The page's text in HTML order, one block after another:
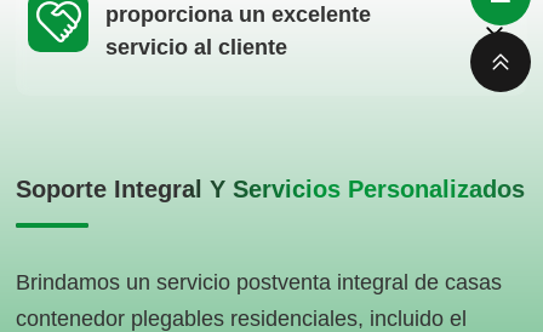
proporciona un excelente
servicio al cliente
Soporte Integral Y Servicios Personalizados
Brindamos un servicio postventa integral de casas
contenedor plegables residenciales, incluido el